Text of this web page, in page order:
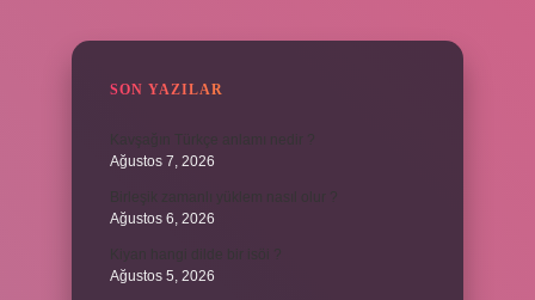
SON YAZILAR
Ağustos 7, 2026
Ağustos 6, 2026
Ağustos 5, 2026